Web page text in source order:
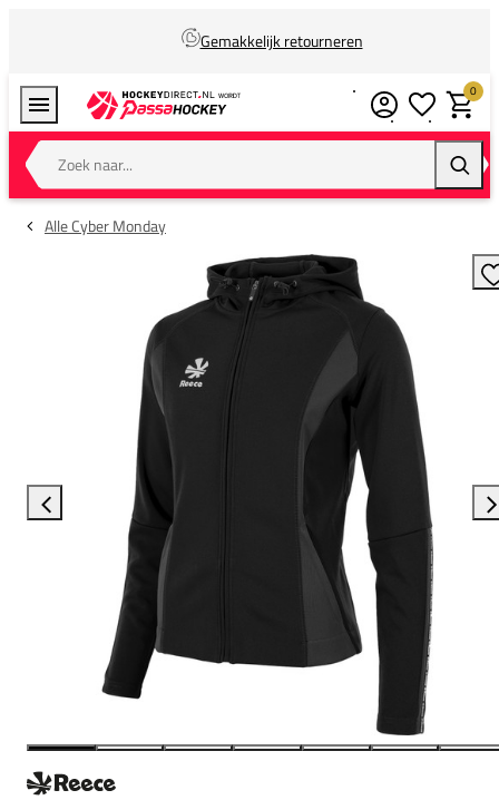
Gemakkelijk retourneren
Zoek naar...
0
Alle Cyber Monday